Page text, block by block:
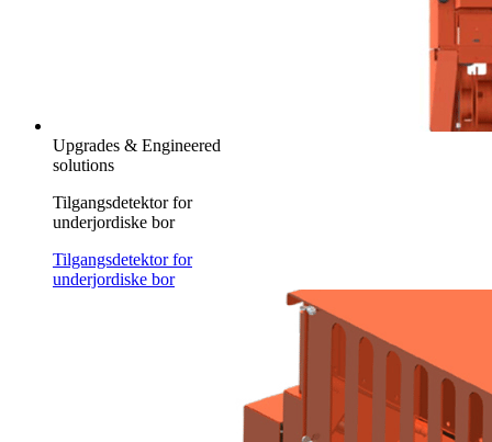
Upgrades & Engineered
solutions
Tilgangsdetektor for
underjordiske bor
Tilgangsdetektor for
underjordiske bor